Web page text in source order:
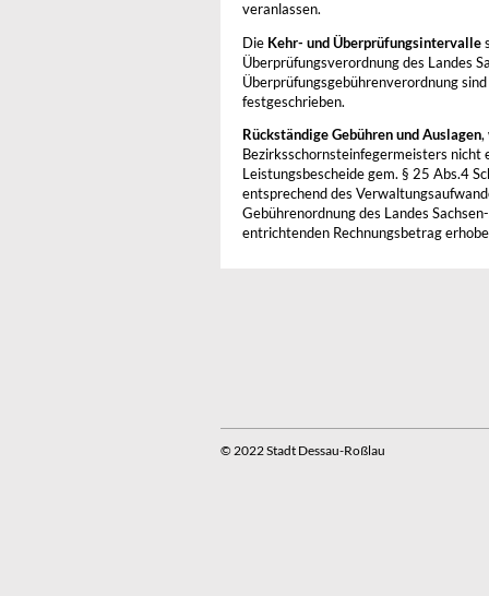
veranlassen.
Die Kehr- und Überprüfungsintervalle
Überprüfungsverordnung des Landes
Überprüfungsgebührenverordnung
festgeschrieben.
Rückständige Gebühren und Auslagen,
Bezirksschornsteinfegermeisters
Leistungsbescheide gem. § 25 Abs.4
entsprechend des
Gebührenordnung des Landes
entrichtenden Rechnungsbetrag
© 2022 Stadt Dessau-Roßlau